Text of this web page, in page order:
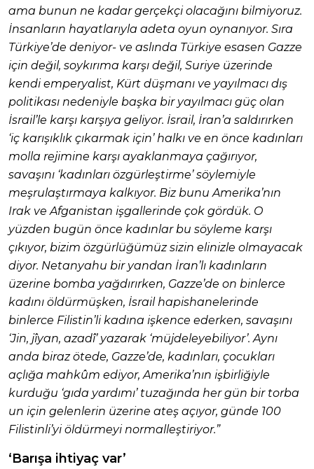
ama bunun ne kadar gerçekçi olacağını bilmiyoruz.
İnsanların hayatlarıyla adeta oyun oynanıyor. Sıra
Türkiye’de deniyor- ve aslında Türkiye esasen Gazze
için değil, soykırıma karşı değil, Suriye üzerinde
kendi emperyalist, Kürt düşmanı ve yayılmacı dış
politikası nedeniyle başka bir yayılmacı güç olan
İsrail’le karşı karşıya geliyor. İsrail, İran’a saldırırken
‘iç karışıklık çıkarmak için’ halkı ve en önce kadınları
molla rejimine karşı ayaklanmaya çağırıyor,
savaşını ‘kadınları özgürleştirme’ söylemiyle
meşrulaştırmaya kalkıyor. Biz bunu Amerika’nın
Irak ve Afganistan işgallerinde çok gördük. O
yüzden bugün önce kadınlar bu söyleme karşı
çıkıyor, bizim özgürlüğümüz sizin elinizle olmayacak
diyor. Netanyahu bir yandan İran’lı kadınların
üzerine bomba yağdırırken, Gazze’de on binlerce
kadını öldürmüşken, İsrail hapishanelerinde
binlerce Filistin’li kadına işkence ederken, savaşını
‘Jin, jîyan, azadî’ yazarak ‘müjdeleyebiliyor’. Aynı
anda biraz ötede, Gazze’de, kadınları, çocukları
açlığa mahkûm ediyor, Amerika’nın işbirliğiyle
kurduğu ‘gıda yardımı’ tuzağında her gün bir torba
un için gelenlerin üzerine ateş açıyor, günde 100
Filistinli’yi öldürmeyi normalleştiriyor.”
‘Barışa ihtiyaç var’